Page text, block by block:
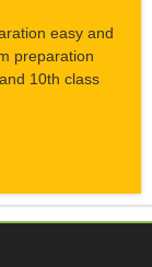
easy and
preparation
10th class